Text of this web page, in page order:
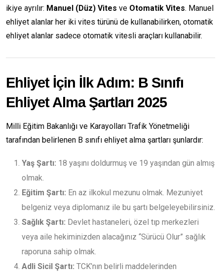
ikiye ayrılır: Manuel (Düz) Vites ve Otomatik Vites. Manuel
ehliyet alanlar her iki vites türünü de kullanabilirken, otomatik
ehliyet alanlar sadece otomatik vitesli araçları kullanabilir.
Ehliyet İçin İlk Adım: B Sınıfı
Ehliyet Alma Şartları 2025
Milli Eğitim Bakanlığı ve Karayolları Trafik Yönetmeliği
tarafından belirlenen B sınıfı ehliyet alma şartları şunlardır:
Yaş Şartı: 18 yaşını doldurmuş ve 19 yaşından gün almış
olmak.
Eğitim Şartı: En az ilkokul mezunu olmak. Mezuniyet
belgeniz veya diplomanız ile bu şartı belgeleyebilirsiniz.
Sağlık Şartı: Devlet hastaneleri, özel tıp merkezleri
veya aile hekiminizden alacağınız “Sürücü Olur” sağlık
raporuna sahip olmak.
Adli Sicil Şartı: TCK’nın belirli maddelerinden